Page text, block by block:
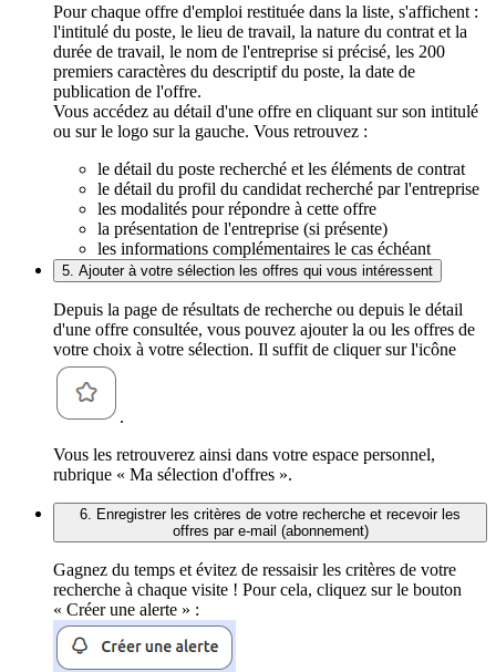
Pour chaque offre d'emploi restituée dans la liste, s'affichent :
l'intitulé du poste, le lieu de travail, la nature du contrat et la
durée de travail, le nom de l'entreprise si précisé, les 200
premiers caractères du descriptif du poste, la date de
publication de l'offre.
Vous accédez au détail d'une offre en cliquant sur son intitulé
ou sur le logo sur la gauche. Vous retrouvez :
le détail du poste recherché et les éléments de contrat
le détail du profil du candidat recherché par l'entreprise
les modalités pour répondre à cette offre
la présentation de l'entreprise (si présente)
les informations complémentaires le cas échéant
5. Ajouter à votre sélection les offres qui vous intéressent
Depuis la page de résultats de recherche ou depuis le détail
d'une offre consultée, vous pouvez ajouter la ou les offres de
votre choix à votre sélection. Il suffit de cliquer sur l'icône
.
Vous les retrouverez ainsi dans votre espace personnel,
rubrique « Ma sélection d'offres ».
6. Enregistrer les critères de votre recherche et recevoir les
offres par e-mail (abonnement)
Gagnez du temps et évitez de ressaisir les critères de votre
recherche à chaque visite ! Pour cela, cliquez sur le bouton
« Créer une alerte » :